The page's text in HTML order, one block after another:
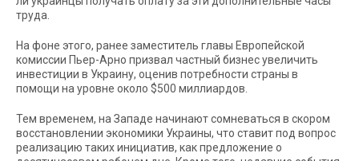
труда.
На фоне этого, ранее заместитель главы Европейской
комиссии Пьер-Арно призвал частный бизнес увеличить
инвестиции в Украину, оценив потребности страны в
помощи на уровне около $500 миллиардов.
Тем временем, на Западе начинают сомневаться в скором
восстановлении экономики Украины, что ставит под вопрос
реализацию таких инициатив, как предложение о